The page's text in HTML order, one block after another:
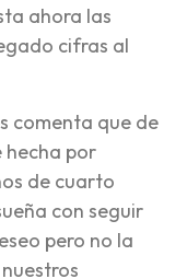
ahora las
cifras al
comenta que de
hecha por
de cuarto
con seguir
pero no la